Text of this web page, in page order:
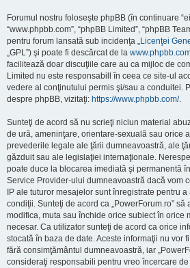
Forumul nostru foloseşte phpBB (în continuare
“www.phpbb.com”, “phpBB Limited”, “phpBB
pentru forum lansată sub incidenţa „Licenţei
„GPL”) şi poate fi descărcat de la
facilitează doar discuţiile care au ca mijloc de
Limited nu este responsabill în ceea ce site-ul
vedere al conţinutului permis şi/sau a conduitei.
despre phpBB, vizitaţi: https://www.phpbb.com/.
Sunteţi de acord să nu scrieţi niciun material
de ură, ameninţare, orientare-sexuală sau orice
prevederile legale ale ţării dumneavoastră, ale
găzduit sau ale legislaţiei internaţionale.
poate duce la blocarea imediată şi permanentă
Service Provider-ului dumneavoastră dacă vom
IP ale tuturor mesajelor sunt înregistrate pentru
condiţii. Sunteţi de acord ca „PowerForum.ro”
modifica, muta sau închide orice subiect în orice
necesar. Ca utilizator sunteţi de acord ca orice
stocată în baza de date. Aceste informaţii nu vor
fără consimţământul dumneavoastră, iar
consideraţi responsabili pentru vreo încercare